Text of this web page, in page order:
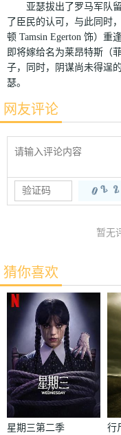
亚瑟拔出了罗马军队留
了臣民的认可，与此同时
顿 Tamsin Egerton 饰）重
即将嫁给名为莱昂特斯（
子，同时，阴谋尚未得逞
瑟。
网友评论
暂无
猜你喜欢
星期三第二季
行